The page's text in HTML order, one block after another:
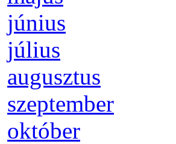
jú­ni­us
jú­li­us
au­gusz­tus
szep­tem­ber
ok­tó­ber